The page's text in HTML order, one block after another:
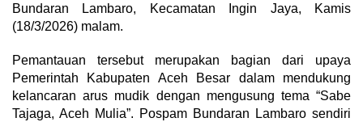
Bundaran Lambaro, Kecamatan Ingin Jaya, Kamis
(18/3/2026) malam.
Pemantauan tersebut merupakan bagian dari upaya
Pemerintah Kabupaten Aceh Besar dalam mendukung
kelancaran arus mudik dengan mengusung tema “Sabe
Tajaga, Aceh Mulia”. Pospam Bundaran Lambaro sendiri